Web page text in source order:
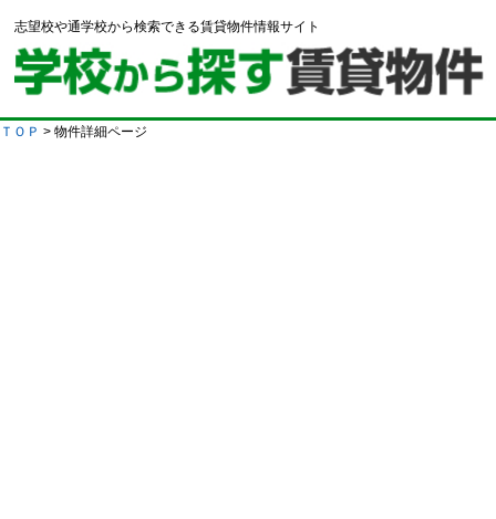
志望校や通学校から検索できる賃貸物件情報サイト
ＴＯＰ > 物件詳細ページ